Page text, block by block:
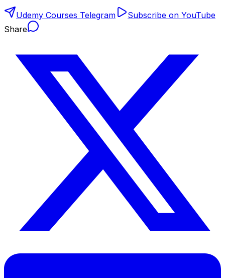
Udemy Courses Telegram
Subscribe on YouTube
Share